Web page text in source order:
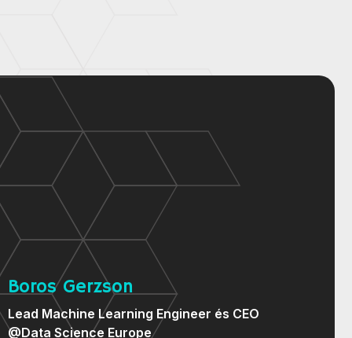
Boros Gerzson
Lead Machine Learning Engineer és CEO
@Data Science Europe